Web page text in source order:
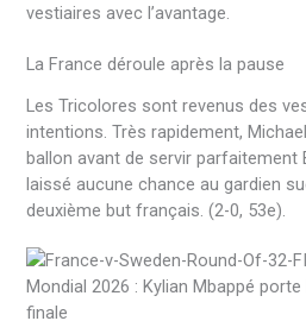
vestiaires avec l’avantage.
La France déroule après la pause
Les Tricolores sont revenus des
intentions. Très rapidement,
ballon avant de servir parfaitement
laissé aucune chance au gardien
deuxième but français. (2-0, 53e).